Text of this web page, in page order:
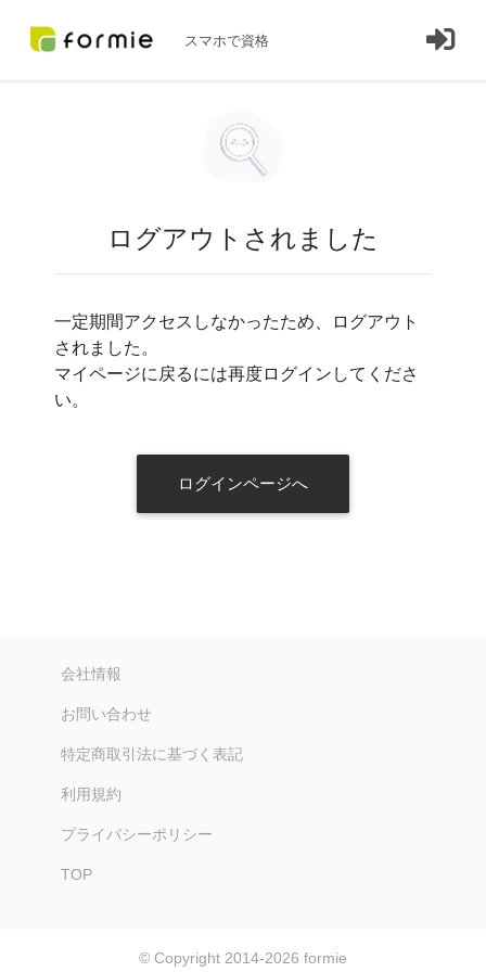
スマホで資格
ログアウトされました
一定期間アクセスしなかったため、ログアウト
されました。
マイページに戻るには再度ログインしてくださ
い。
会社情報
お問い合わせ
特定商取引法に基づく表記
利用規約
プライバシーポリシー
TOP
© Copyright 2014-2026 formie